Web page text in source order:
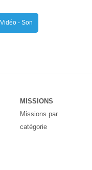
- Son
MISSIONS
Missions par
catégorie